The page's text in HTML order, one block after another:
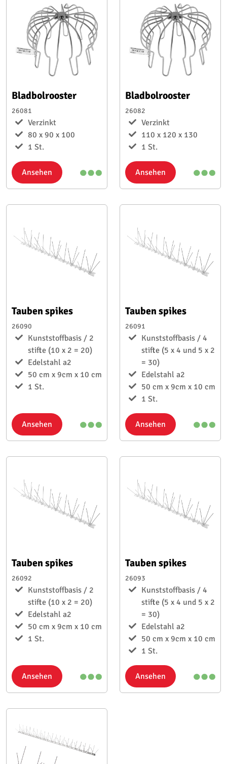
Bladbolrooster
26081
Verzinkt
80 x 90 x 100
1 St.
Ansehen
Bladbolrooster
26082
Verzinkt
110 x 120 x 130
1 St.
Ansehen
Tauben spikes
26090
Kunststoffbasis / 2
stifte (10 x 2 = 20)
Edelstahl a2
50 cm x 9cm x 10 cm
1 St.
Ansehen
Tauben spikes
26091
Kunststoffbasis / 4
stifte (5 x 4 und 5 x 2
= 30)
Edelstahl a2
50 cm x 9cm x 10 cm
1 St.
Ansehen
Tauben spikes
26092
Kunststoffbasis / 2
stifte (10 x 2 = 20)
Edelstahl a2
50 cm x 9cm x 10 cm
1 St.
Ansehen
Tauben spikes
26093
Kunststoffbasis / 4
stifte (5 x 4 und 5 x 2
= 30)
Edelstahl a2
50 cm x 9cm x 10 cm
1 St.
Ansehen